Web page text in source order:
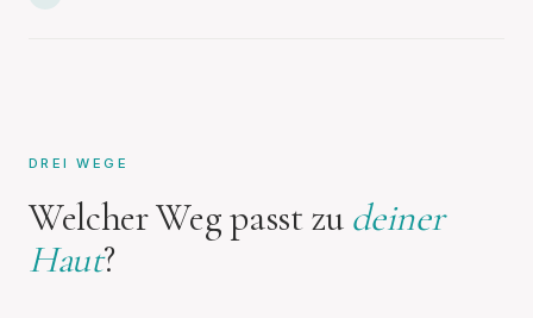
DREI WEGE
Welcher Weg passt zu deiner
Haut?